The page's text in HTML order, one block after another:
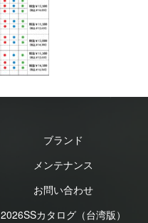
ブランド
メンテナンス
お問い合わせ
2026SSカタログ（台湾版）